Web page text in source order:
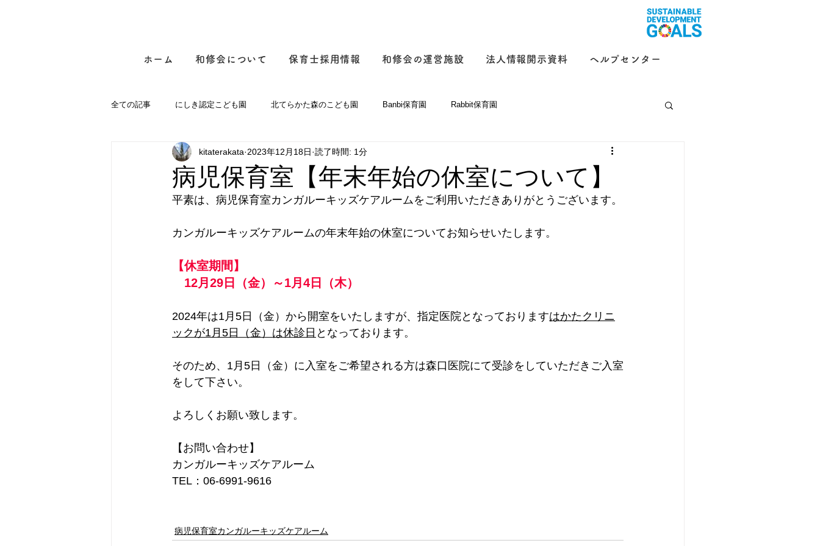
ホーム 和修会について 保育士採用情報 和修会の運営施設 法人情報開示資料 ヘルプセンター
全ての記事 にしき認定こども園 北てらかた森のこども園 Banbi保育園 Rabbit保育園
病児保育室カンガルーキッズケアルーム つるまち海の風保育園 ことり保育園
病児保育室【年末年始の休室について】
kitaterakata 2023年12月18日 読了時間: 1分
平素は、病児保育室カンガルーキッズケアルームをご利用いただきありがとうございます。
カンガルーキッズケアルームの年末年始の休室についてお知らせいたします。
【休室期間】
12月29日（金）～1月4日（木）
2024年は1月5日（金）から開室をいたしますが、指定医院となっておりますはかたクリニ
ックが1月5日（金）は休診日 となっております。
そのため、1月5日（金）に入室をご希望される方は森口医院にて受診をしていただきご入室
をして下さい。
よろしくお願い致します。
【お問い合わせ】
カンガルーキッズケアルーム
TEL：06-6991-9616
病児保育室カンガルーキッズケアルーム